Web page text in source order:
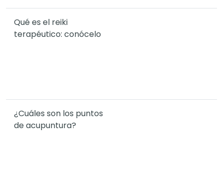
Qué es el reiki
terapéutico: conócelo
¿Cuáles son los puntos
de acupuntura?